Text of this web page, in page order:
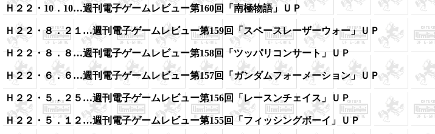
Ｈ２２・10．10…週刊電子ゲームレビュー第160回「南極物語」ＵＰ
Ｈ２２・８．２１…週刊電子ゲームレビュー第159回「スペースレーザーウォー」ＵＰ
Ｈ２２・８．８…週刊電子ゲームレビュー第158回「ツッパリコンサート」ＵＰ
Ｈ２２・６．６…週刊電子ゲームレビュー第157回「ガンダムフォーメーション」ＵＰ
Ｈ２２・５．２５…週刊電子ゲームレビュー第156回「レースンチェイス」ＵＰ
Ｈ２２・５．１２…週刊電子ゲームレビュー第155回「フィッシングボーイ」ＵＰ